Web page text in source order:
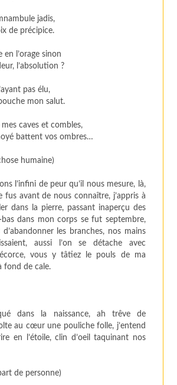
jadis,
de précipice.
en l’orage sinon
l’absolution ?
pas élu,
mon salut.
caves et combles,
battent vos ombres…
humaine)
l’infini de peur qu’il nous mesure, là,
fus avant de nous connaître, j’appris à
dans la pierre, passant inaperçu des
dans mon corps se fut septembre,
d’abandonner les branches, nos mains
aussi l’on se détache avec
vous y tâtiez le pouls de ma
fond de cale.
dans la naissance, ah trêve de
au cœur une pouliche folle, j’entend
en l’étoile, clin d’oeil taquinant nos
de personne)